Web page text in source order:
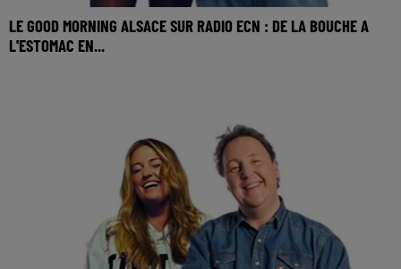
LE GOOD MORNING ALSACE SUR RADIO ECN : DE LA BOUCHE A
L'ESTOMAC EN...